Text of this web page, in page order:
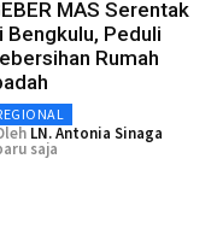
MAS Serentak
Bengkulu, Peduli
Rumah
LN. Antonia Sinaga
saja